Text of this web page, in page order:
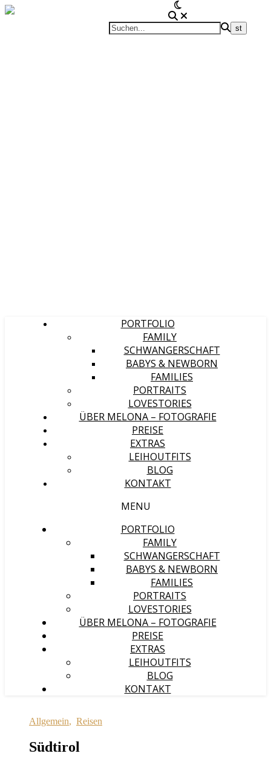
PORTFOLIO
FAMILY
SCHWANGERSCHAFT
BABYS & NEWBORN
FAMILIES
PORTRAITS
LOVESTORIES
ÜBER MELONA – FOTOGRAFIE
PREISE
EXTRAS
LEIHOUTFITS
BLOG
KONTAKT
MENU
PORTFOLIO
FAMILY
SCHWANGERSCHAFT
BABYS & NEWBORN
FAMILIES
PORTRAITS
LOVESTORIES
ÜBER MELONA – FOTOGRAFIE
PREISE
EXTRAS
LEIHOUTFITS
BLOG
KONTAKT
Allgemein, Reisen
Südtirol